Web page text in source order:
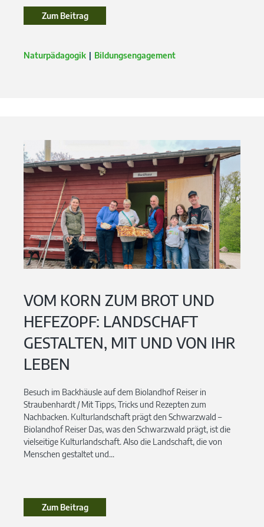
Zum BeitragZum Beitrag
Naturpädagogik Bildungsengagement
VOM KORN ZUM BROT UND
HEFEZOPF: LANDSCHAFT
GESTALTEN, MIT UND VON IHR
LEBEN
Besuch im Backhäusle auf dem Biolandhof Reiser in
Straubenhardt / Mit Tipps, Tricks und Rezepten zum
Nachbacken. Kulturlandschaft prägt den Schwarzwald –
Biolandhof Reiser Das, was den Schwarzwald prägt, ist die
vielseitige Kulturlandschaft. Also die Landschaft, die von
Menschen gestaltet und...
Zum BeitragZum Beitrag